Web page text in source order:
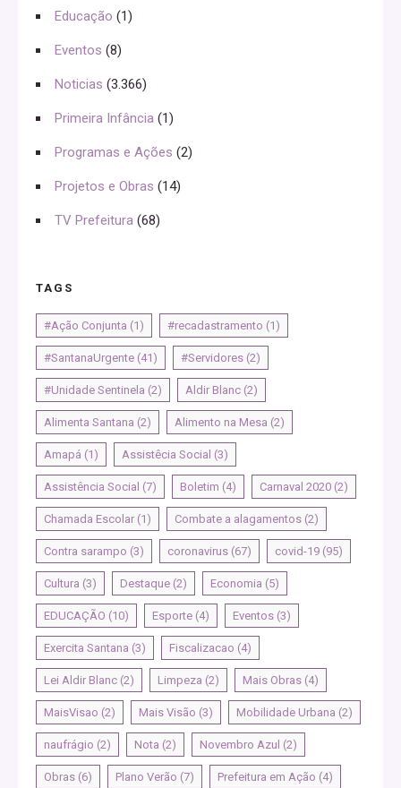
Educação (1)
Eventos (8)
Noticias (3.366)
Primeira Infância (1)
Programas e Ações (2)
Projetos e Obras (14)
TV Prefeitura (68)
TAGS
#Ação Conjunta (1) #recadastramento (1)
#SantanaUrgente (41) #Servidores (2)
#Unidade Sentinela (2) Aldir Blanc (2)
Alimenta Santana (2) Alimento na Mesa (2)
Amapá (1) Assistêcia Social (3)
Assistência Social (7) Boletim (4) Carnaval 2020 (2)
Chamada Escolar (1) Combate a alagamentos (2)
Contra sarampo (3) coronavirus (67) covid-19 (95)
Cultura (3) Destaque (2) Economia (5)
EDUCAÇÃO (10) Esporte (4) Eventos (3)
Exercita Santana (3) Fiscalizacao (4)
Lei Aldir Blanc (2) Limpeza (2) Mais Obras (4)
MaisVisao (2) Mais Visão (3) Mobilidade Urbana (2)
naufrágio (2) Nota (2) Novembro Azul (2)
Obras (6) Plano Verão (7) Prefeitura em Ação (4)